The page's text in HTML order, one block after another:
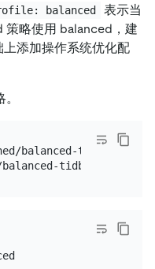
balanced
表示当
策略使用 balanced，建
添加操作系统优化配
balanced-tidb-